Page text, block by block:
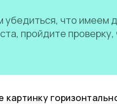
убедиться, что имеем
пройдите
картинку